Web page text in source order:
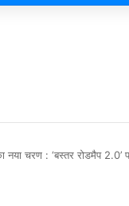
नया चरण : ‘बस्तर रोडमैप 2.0’